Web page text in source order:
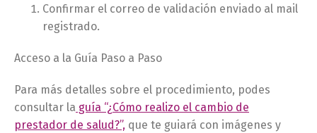
Confirmar el correo de validación enviado al mail
registrado.
Acceso a la Guía Paso a Paso
Para más detalles sobre el procedimiento, podes
consultar la guía “¿Cómo realizo el cambio de
prestador de salud?”, que te guiará con imágenes y